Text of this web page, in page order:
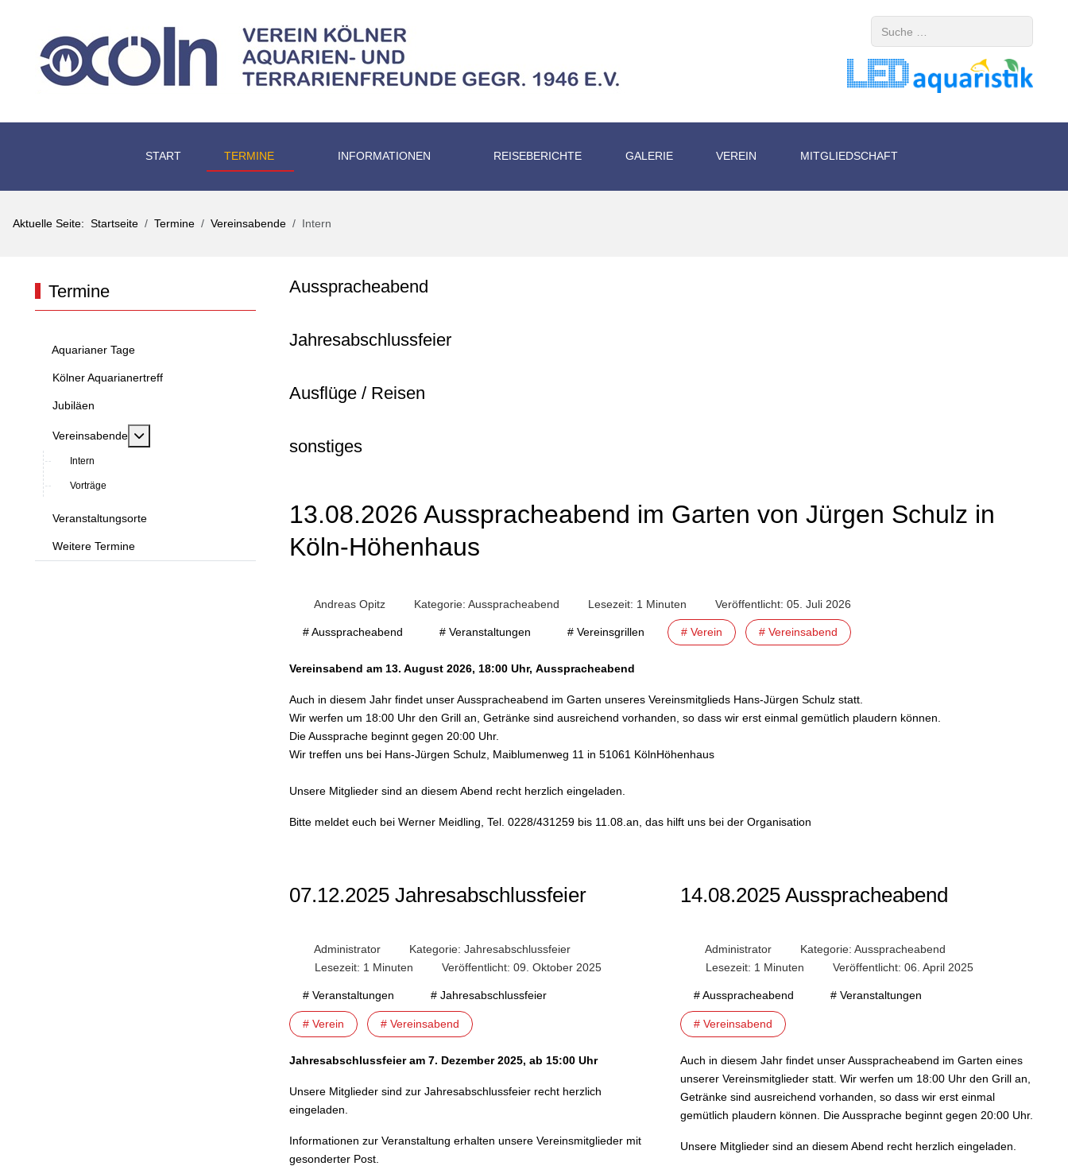
START TERMINE INFORMATIONEN REISEBERICHTE GALERIE VEREIN MITGLIEDSCHAFT
Aktuelle Seite: Startseite Termine Vereinsabende Intern
Termine
Aquarianer Tage
Kölner Aquarianertreff
Jubiläen
Vereinsabende MOD_MENU_TOGGLE_SUBMENU_LABEL
Intern
Vorträge
Veranstaltungsorte
Weitere Termine
Ausspracheabend
Jahresabschlussfeier
Ausflüge / Reisen
sonstiges
13.08.2026 Ausspracheabend im Garten von Jürgen Schulz in
Köln-Höhenhaus
Andreas Opitz Kategorie: Ausspracheabend Lesezeit: 1 Minuten Veröffentlicht: 05. Juli 2026
# Ausspracheabend # Veranstaltungen # Vereinsgrillen # Verein # Vereinsabend
Vereinsabend am 13. August 2026, 18:00 Uhr, Ausspracheabend
Auch in diesem Jahr findet unser Ausspracheabend im Garten unseres Vereinsmitglieds Hans-Jürgen Schulz statt.
Wir werfen um 18:00 Uhr den Grill an, Getränke sind ausreichend vorhanden, so dass wir erst einmal gemütlich plaudern können.
Die Aussprache beginnt gegen 20:00 Uhr.
Wir treffen uns bei Hans-Jürgen Schulz, Maiblumenweg 11 in 51061 KölnHöhenhaus
Unsere Mitglieder sind an diesem Abend recht herzlich eingeladen.
Bitte meldet euch bei Werner Meidling, Tel. 0228/431259 bis 11.08.an, das hilft uns bei der Organisation
07.12.2025 Jahresabschlussfeier
Administrator Kategorie: Jahresabschlussfeier
Lesezeit: 1 Minuten
Veröffentlicht: 09. Oktober 2025
# Veranstaltungen # Jahresabschlussfeier
# Verein # Vereinsabend
Jahresabschlussfeier am 7. Dezember 2025, ab 15:00 Uhr
Unsere Mitglieder sind zur Jahresabschlussfeier recht herzlich
eingeladen.
Informationen zur Veranstaltung erhalten unsere Vereinsmitglieder mit
gesonderter Post.
14.08.2025 Ausspracheabend
Administrator Kategorie: Ausspracheabend
Lesezeit: 1 Minuten
Veröffentlicht: 06. April 2025
# Ausspracheabend # Veranstaltungen
# Vereinsabend
Auch in diesem Jahr findet unser Ausspracheabend im Garten eines
unserer Vereinsmitglieder statt. Wir werfen um 18:00 Uhr den Grill an,
Getränke sind ausreichend vorhanden, so dass wir erst einmal
gemütlich plaudern können. Die Aussprache beginnt gegen 20:00 Uhr.
Unsere Mitglieder sind an diesem Abend recht herzlich eingeladen.